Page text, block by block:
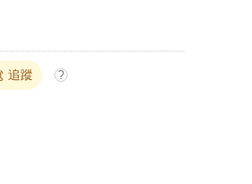
追蹤 ?